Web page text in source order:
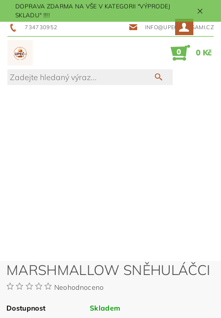
DOPRAVA ZDARMA NA VŠE V KATEGORII "VÝPRODEJ
SKLADU" !!!!
734730952 INFO@UPECMESISAMI.CZ
0 0 Kč
MARSHMALLOW SNĚHULÁČCI
Neohodnoceno
Dostupnost
Skladem